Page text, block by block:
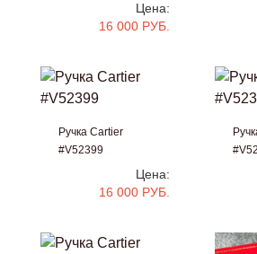
Цена:
16 000 РУБ.
Ручка Cartier
#V52399
Цена:
16 000 РУБ.